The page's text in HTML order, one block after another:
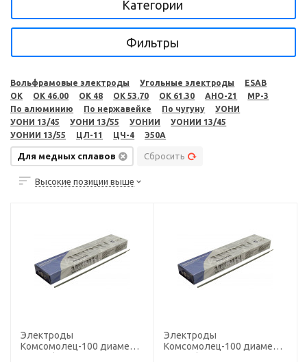
Категории
Фильтры
Вольфрамовые электроды Угольные электроды
ESAB
OK
OK 46.00 OK 48 OK 53.70 OK 61.30 АНО-21
МР-3
По алюминию
По нержавейке По чугуну
УОНИ
УОНИ 13/45
УОНИ 13/55 УОНИИ
УОНИИ 13/45
УОНИИ 13/55
ЦЛ-11 ЦЧ-4 Э50А
Для медных сплавов Сбросить
Высокие позиции выше
Электроды
Комсомолец-100 диаметр
Электроды
Комсомолец-100 диаметр